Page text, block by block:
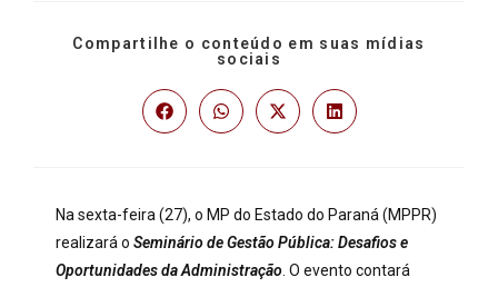
Compartilhe o conteúdo em suas mídias
sociais
Na sexta-feira (27), o MP do Estado do Paraná (MPPR)
realizará o Seminário de Gestão Pública: Desafios e
Oportunidades da Administração . O evento contará